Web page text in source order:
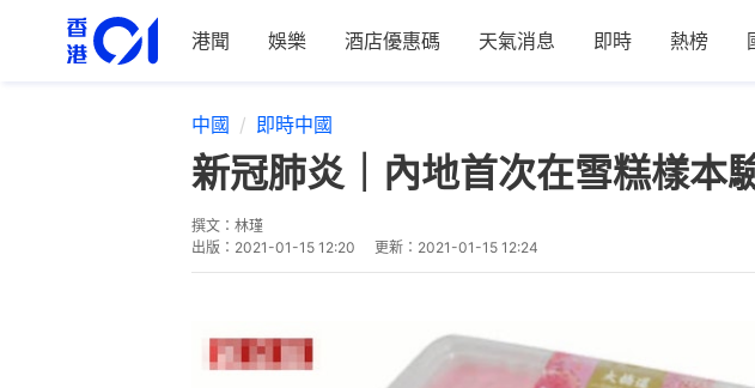
港聞 娛樂 酒店優惠碼 天氣消息 即時 熱榜
中國 即時中國
新冠肺炎｜內地首次在雪糕樣
撰文： 林瑾
出版： 2021-01-15 12:20 更新： 2021-01-15 12:24